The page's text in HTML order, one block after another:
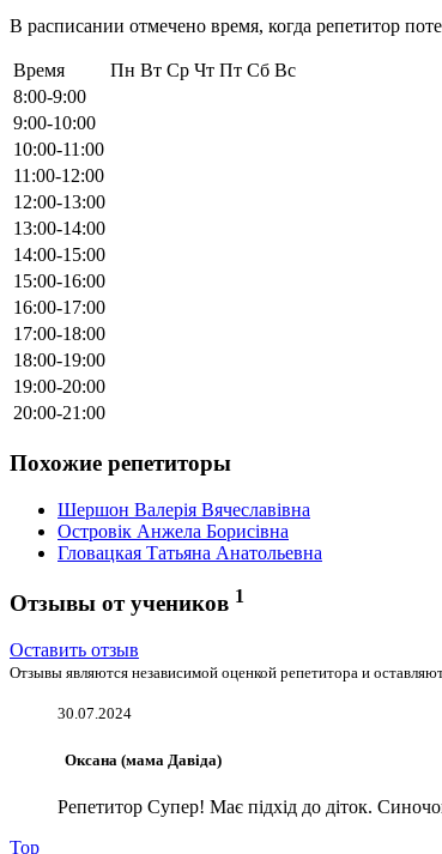
В расписании отмечено время, когда репетитор
Время Пн Вт Ср Чт Пт Сб Вс
8:00-9:00
9:00-10:00
10:00-11:00
11:00-12:00
12:00-13:00
13:00-14:00
14:00-15:00
15:00-16:00
16:00-17:00
17:00-18:00
18:00-19:00
19:00-20:00
20:00-21:00
Похожие репетиторы
Шершон Валерія Вячеславівна
Островік Анжела Борисівна
Гловацкая Татьяна Анатольевна
Отзывы от учеников 1
Оставить отзыв
Отзывы являются независимой оценкой репетитора и
30.07.2024
Оксана (мама Давіда)
Репетитор Супер! Має підхід до діток.
Top